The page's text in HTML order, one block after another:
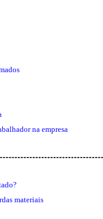
na empresa
materiais